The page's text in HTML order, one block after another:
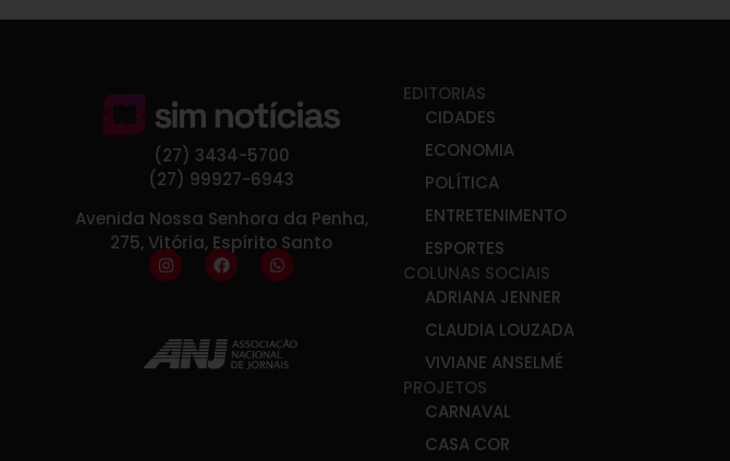
(27) 3434-5700
(27) 99927-6943
Avenida Nossa Senhora da Penha,
275, Vitória, Espírito Santo
EDITORIAS
CIDADES
ECONOMIA
POLÍTICA
ENTRETENIMENTO
ESPORTES
COLUNAS SOCIAIS
ADRIANA JENNER
CLAUDIA LOUZADA
VIVIANE ANSELMÉ
PROJETOS
CARNAVAL
CASA COR